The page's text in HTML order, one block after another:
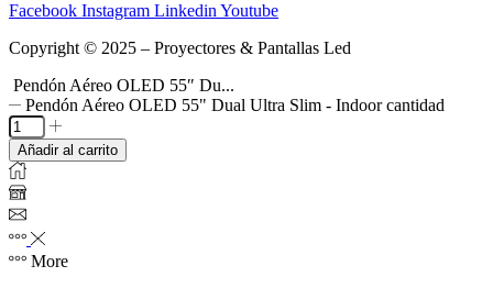
Facebook Instagram LinkedinYoutube
Copyright © 2025 – Proyectores & Pantallas Led
Pendón Aéreo OLED 55″ Du...
Pendón Aéreo OLED 55" Dual Ultra Slim - Indoor cantidad
Añadir al carrito
More